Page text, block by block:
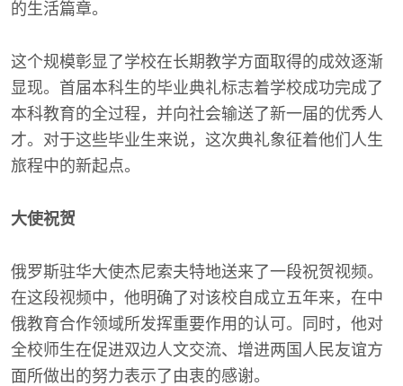
的生活篇章。
这个规模彰显了学校在长期教学方面取得的成效逐渐
显现。首届本科生的毕业典礼标志着学校成功完成了
本科教育的全过程，并向社会输送了新一届的优秀人
才。对于这些毕业生来说，这次典礼象征着他们人生
旅程中的新起点。
大使祝贺
俄罗斯驻华大使杰尼索夫特地送来了一段祝贺视频。
在这段视频中，他明确了对该校自成立五年来，在中
俄教育合作领域所发挥重要作用的认可。同时，他对
全校师生在促进双边人文交流、增进两国人民友谊方
面所做出的努力表示了由衷的感谢。